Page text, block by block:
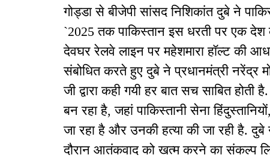
गोड्डा से बीजेपी सांसद निशिकांत दुबे ने
`2025 तक पाकिस्तान इस धरती पर एक
देवघर रेलवे लाइन पर महेशमारा हॉल्ट की
संबोधित करते हुए दुबे ने प्रधानमंत्री नरेंद्र
जी द्वारा कही गयी हर बात सच साबित
बन रहा है, जहां पाकिस्तानी सेना
जा रहा है और उनकी हत्या की जा रही है.
दौरान आतंकवाद को खत्म करने का संकल्प